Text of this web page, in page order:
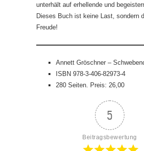
unterhält auf erhellende und
Dieses Buch ist keine Last, sondern
Freude!
Annett Gröschner –
ISBN 978-3-406-82973-4
280 Seiten. Preis: 26,00
5
Beitragsbewertung